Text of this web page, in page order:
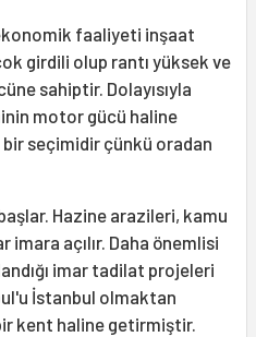
faaliyeti inşaat
girdili olup rantı yüksek ve
sahiptir. Dolayısıyla
motor gücü haline
seçimidir çünkü oradan
Hazine arazileri, kamu
imara açılır. Daha önemlisi
imar tadilat projeleri
İstanbul olmaktan
kent haline getirmiştir.